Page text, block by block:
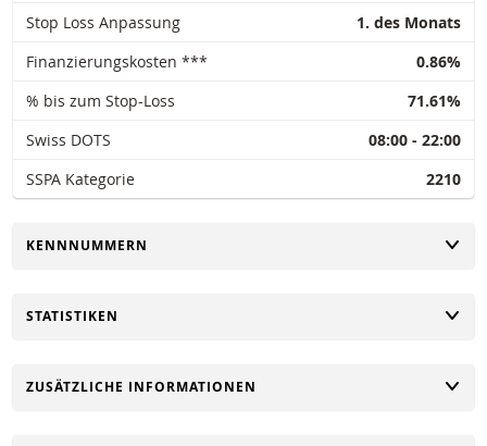
Stop Loss Anpassung
1. des Monats
Finanzierungskosten ***
0.86%
% bis zum Stop-Loss
71.61%
Swiss DOTS
08:00 - 22:00
SSPA Kategorie
2210
UMSCHALTEN
KENNNUMMERN
UMSCHALTEN
STATISTIKEN
UMSCHALTEN
ZUSÄTZLICHE INFORMATIONEN